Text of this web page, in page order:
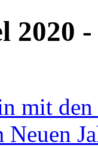
2020
mit den
Neuen